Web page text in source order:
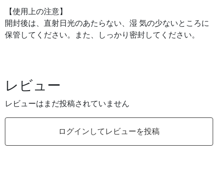
【使用上の注意】
開封後は、直射日光のあたらない、湿 気の少ないところに
保管してください。また、しっかり密封してください。
レビュー
レビューはまだ投稿されていません
ログインしてレビューを投稿